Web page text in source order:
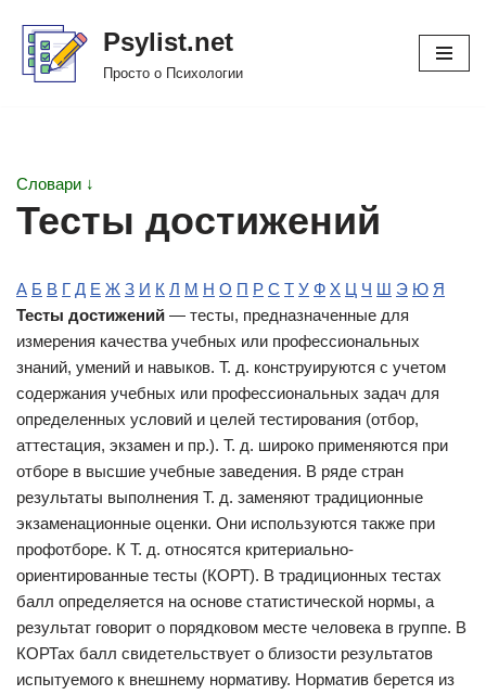
Перейти
Psylist.net
Просто о Психологии
Словари ↓
Тесты достижений
А Б В Г Д Е Ж З И К Л М Н О П Р С Т У Ф Х Ц Ч Ш Э Ю Я
Тесты достижений — тесты, предназначенные для
измерения качества учебных или профессиональных
знаний, умений и навыков. Т. д. конструируются с учетом
содержания учебных или профессиональных задач для
определенных условий и целей тестирования (отбор,
аттестация, экзамен и пр.). Т. д. широко применяются при
отборе в высшие учебные заведения. В ряде стран
результаты выполнения Т. д. заменяют традиционные
экзаменационные оценки. Они используются также при
профотборе. К Т. д. относятся критериально-
ориентированные тесты (КОРТ). В традиционных тестах
балл определяется на основе статистической нормы, а
результат говорит о порядковом месте человека в группе. В
КОРТах балл свидетельствует о близости результатов
испытуемого к внешнему нормативу. Норматив берется из